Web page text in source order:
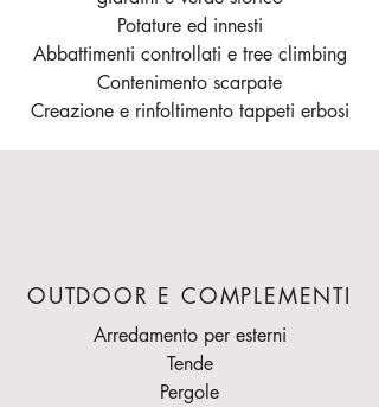
Potature ed innesti
Abbattimenti controllati e tree climbing
Contenimento scarpate
Creazione e rinfoltimento tappeti erbosi
OUTDOOR E COMPLEMENTI
Arredamento per esterni
Tende
Pergole